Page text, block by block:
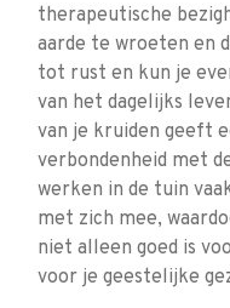
therapeutische
aarde te wroeten en
tot rust en kun je
van het dagelijks
van je kruiden geeft
verbondenheid met
werken in de tuin
met zich mee,
niet alleen goed is
voor je geestelijke